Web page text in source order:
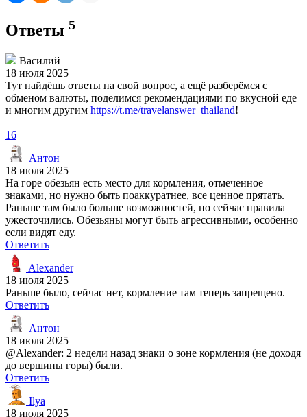
Ответы 5
Василий
18 июля 2025
Тут найдёшь ответы на свой вопрос, а ещё разберёмся с
обменом валюты, поделимся рекомендациями по вкусной еде
и многим другим https://t.me/travelanswer_thailand!
16
Антон
18 июля 2025
На горе обезьян есть место для кормления, отмеченное
знаками, но нужно быть поаккуратнее, все ценное прятать.
Раньше там было больше возможностей, но сейчас правила
ужесточились. Обезьяны могут быть агрессивными, особенно
если видят еду.
Ответить
Alexander
18 июля 2025
Раньше было, сейчас нет, кормление там теперь запрещено.
Ответить
Антон
18 июля 2025
@Alexander: 2 недели назад знаки о зоне кормления (не доходя
до вершины горы) были.
Ответить
Ilya
18 июля 2025